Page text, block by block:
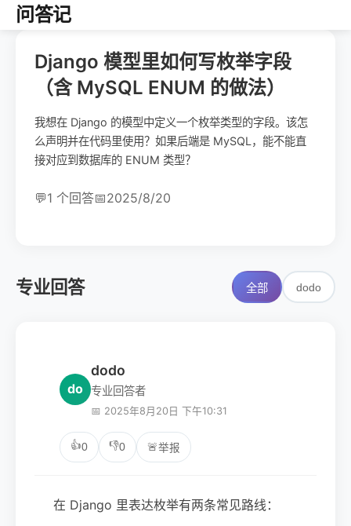
问答记
Django 模型里如何写枚举字段
（含 MySQL ENUM 的做法）
我想在 Django 的模型中定义一个枚举类型的字段。该怎
么声明并在代码里使用？如果后端是 MySQL，能不能直
接对应到数据库的 ENUM 类型？
💬1 个回答📅2025/8/20
专业回答 全部 dodo
do
dodo
专业回答者
📅 2025年8月20日 下午10:31
👍0 👎0 🚨举报
在 Django 里表达枚举有两条常见路线：